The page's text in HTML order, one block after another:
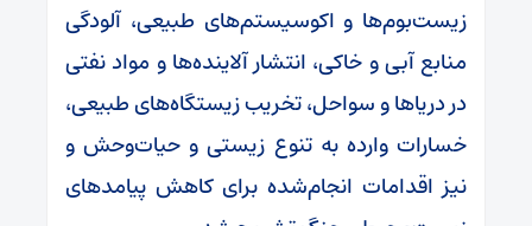
زیست‌بوم‌ها و اکوسیستم‌های طبیعی، آلودگی
منابع آبی و خاکی، انتشار آلاینده‌ها و مواد نفتی
در دریاها و سواحل، تخریب زیستگاه‌های طبیعی،
خسارات وارده به تنوع زیستی و حیات‌وحش و
نیز اقدامات انجام‌شده برای کاهش پیامدهای